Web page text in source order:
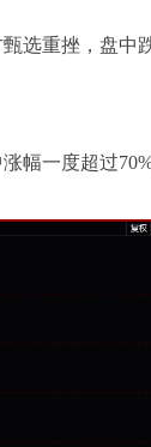
选重挫，盘中
幅一度超过70%